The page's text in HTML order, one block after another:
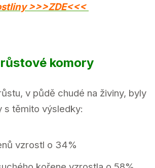
>>>ZDE<<<
komory
v půdě chudé na živiny, byly
s těmito výsledky:
vzrostl o 34%